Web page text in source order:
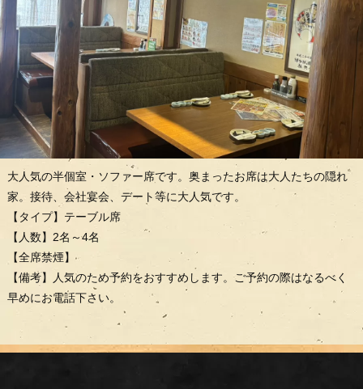
大人気の半個室・ソファー席です。奥まったお席は大人たちの隠れ
家。接待、会社宴会、デート等に大人気です。
【タイプ】テーブル席
【人数】2名～4名
【全席禁煙】
【備考】人気のため予約をおすすめします。ご予約の際はなるべく
早めにお電話下さい。